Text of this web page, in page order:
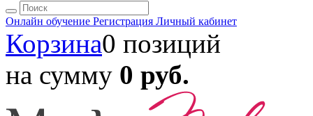
Онлайн обучение Регистрация Личный кабинет
Корзина0 позиций
на сумму 0 руб.